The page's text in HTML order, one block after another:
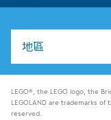
地區
LEGO®, the LEGO logo, the
LEGOLAND are trademarks of
reserved.